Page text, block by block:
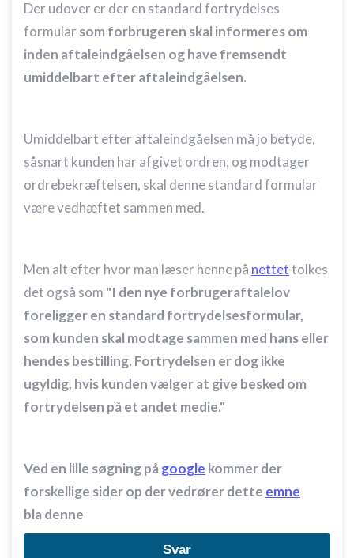
Der udover er der en standard fortrydelses
formular som forbrugeren skal informeres om
inden aftaleindgåelsen og have fremsendt
umiddelbart efter aftaleindgåelsen.
Umiddelbart efter aftaleindgåelsen må jo betyde,
såsnart kunden har afgivet ordren, og modtager
ordrebekræftelsen, skal denne standard formular
være vedhæftet sammen med.
Men alt efter hvor man læser henne på nettettolkes
det også som "I den nye forbrugeraftalelov
foreligger en standard fortrydelsesformular,
som kunden skal modtage sammen med hans eller
hendes bestilling. Fortrydelsen er dog ikke
ugyldig, hvis kunden vælger at give besked om
fortrydelsen på et andet medie."
Ved en lille søgning på google kommer der
forskellige sider op der vedrører dette emne
bla denne
Svar